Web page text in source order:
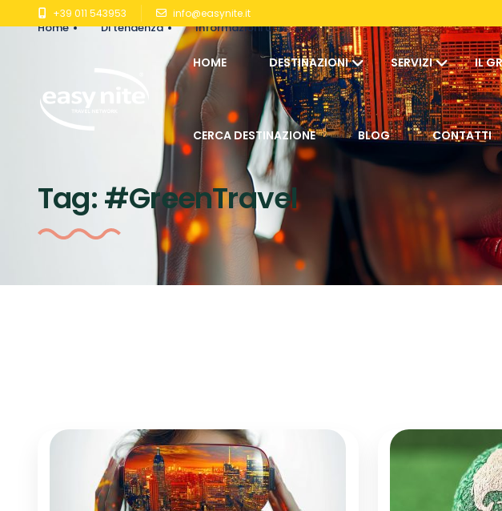
+39 011 543953 info@easynite.it
HOME DESTINAZIONI SERVIZI IL
CERCA DESTINAZIONE BLOG CONTATTI
Tag:#GreenTravel
Home Di tendenza Informazioni utili